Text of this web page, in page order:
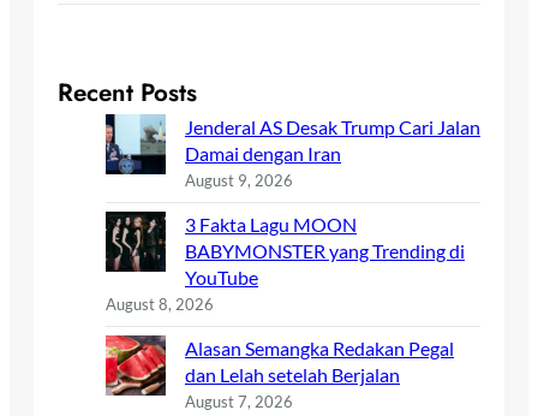
Recent Posts
Jenderal AS Desak Trump Cari Jalan
Damai dengan Iran
August 9, 2026
3 Fakta Lagu MOON
BABYMONSTER yang Trending di
YouTube
August 8, 2026
Alasan Semangka Redakan Pegal
dan Lelah setelah Berjalan
August 7, 2026